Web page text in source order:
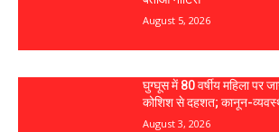
August 5, 2026
घुग्घूस में 80 वर्षीय महिला पर
कोशिश से दहशत; कानून-
August 3, 2026